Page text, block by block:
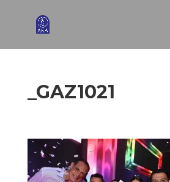
_GAZ1021